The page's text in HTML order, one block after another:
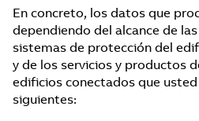
En concreto, los datos que
dependiendo del alcance de
sistemas de protección del
y de los servicios y productos
edificios conectados que
siguientes: